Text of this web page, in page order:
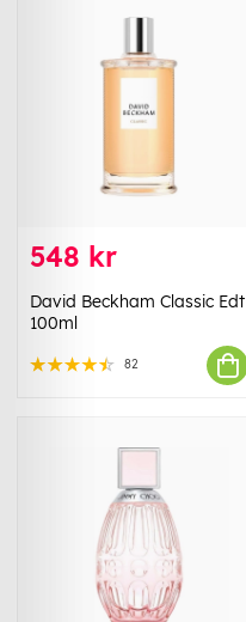
548 kr
David Beckham Classic Edt
100ml
82